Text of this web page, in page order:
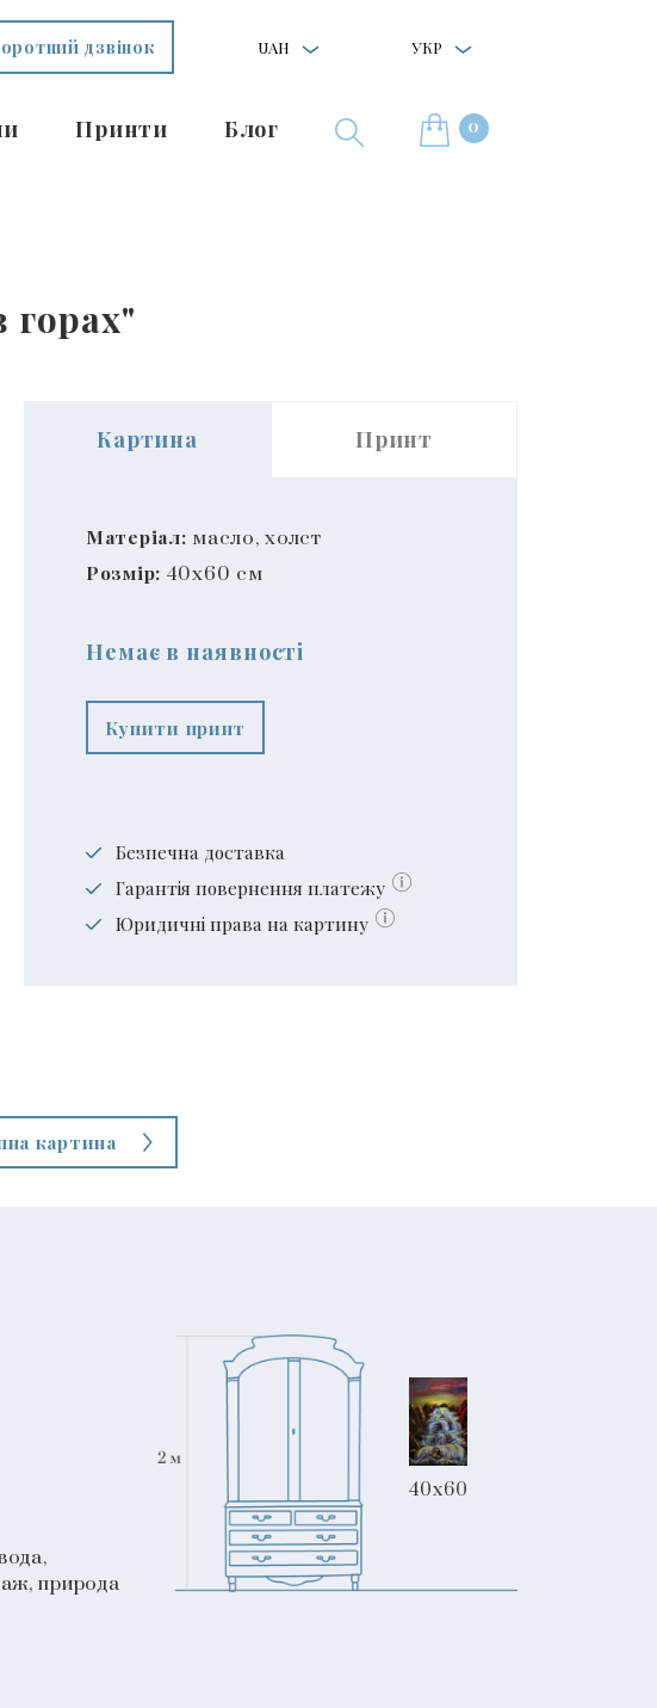
дзвінок UAH УКР
Принти Блог 0
горах"
Картина Принт
Матеріал: масло, холст
Розмір: 40x60 см
Немає в наявності
Купити принт
Безпечна доставка
Гарантія повернення платежу
Юридичні права на картину
картина
природа
40x60